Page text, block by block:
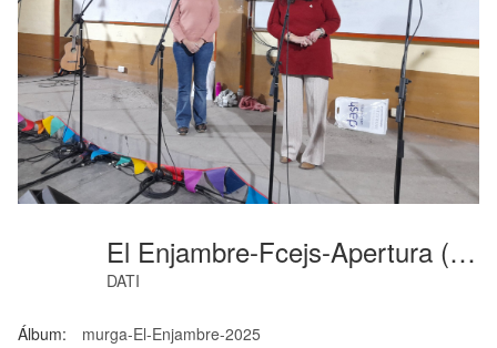
El Enjambre-Fcejs-Apertura (01)
DATI
Álbum: murga-El-Enjambre-2025